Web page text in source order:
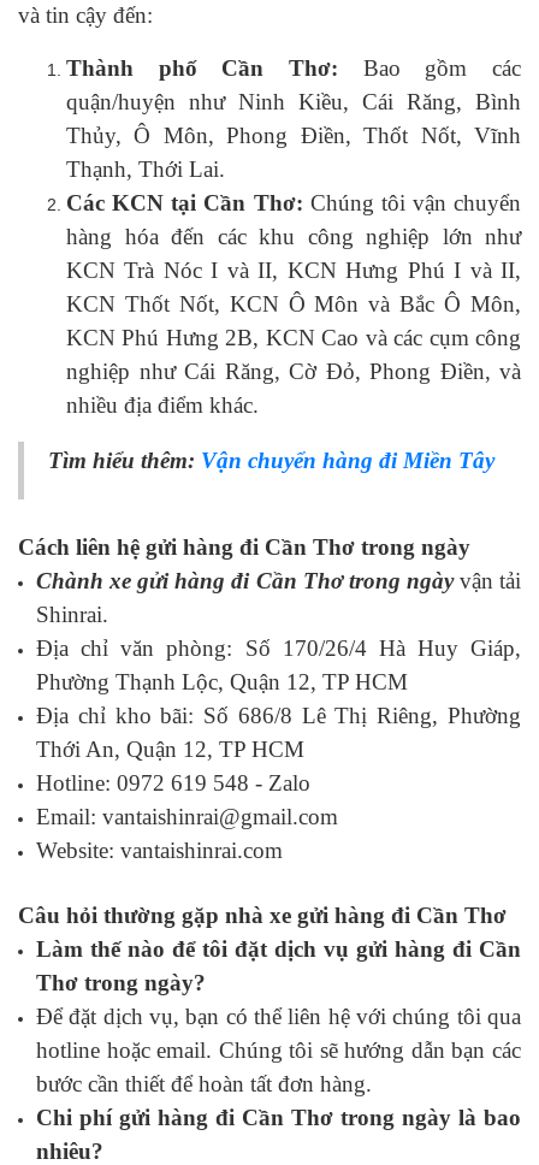
và tin cậy đến:
Thành phố Cần Thơ: Bao gồm các
quận/huyện như Ninh Kiều, Cái Răng, Bình
Thủy, Ô Môn, Phong Điền, Thốt Nốt, Vĩnh
Thạnh, Thới Lai.
Các KCN tại Cần Thơ: Chúng tôi vận chuyển
hàng hóa đến các khu công nghiệp lớn như
KCN Trà Nóc I và II, KCN Hưng Phú I và II,
KCN Thốt Nốt, KCN Ô Môn và Bắc Ô Môn,
KCN Phú Hưng 2B, KCN Cao và các cụm công
nghiệp như Cái Răng, Cờ Đỏ, Phong Điền, và
nhiều địa điểm khác.
Tìm hiểu thêm: Vận chuyển hàng đi Miền Tây
Cách liên hệ gửi hàng đi Cần Thơ trong ngày
Chành xe gửi hàng đi Cần Thơ trong ngàyvận tải
Shinrai.
Địa chỉ văn phòng: Số 170/26/4 Hà Huy Giáp,
Phường Thạnh Lộc, Quận 12, TP HCM
Địa chỉ kho bãi: Số 686/8 Lê Thị Riêng, Phường
Thới An, Quận 12, TP HCM
Hotline: 0972 619 548 - Zalo
Email: vantaishinrai@gmail.com
Website: vantaishinrai.com
Câu hỏi thường gặp nhà xe gửi hàng đi Cần Thơ
Làm thế nào để tôi đặt dịch vụ gửi hàng đi Cần
Thơ trong ngày?
Để đặt dịch vụ, bạn có thể liên hệ với chúng tôi qua
hotline hoặc email. Chúng tôi sẽ hướng dẫn bạn các
bước cần thiết để hoàn tất đơn hàng.
Chi phí gửi hàng đi Cần Thơ trong ngày là bao
nhiêu?